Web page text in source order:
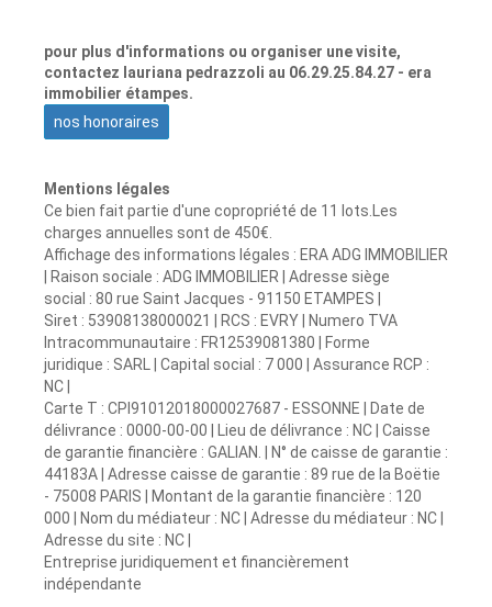
pour plus d'informations ou organiser une visite,
contactez lauriana pedrazzoli au 06.29.25.84.27 - era
immobilier étampes.
nos honoraires
Mentions légales
Ce bien fait partie d'une copropriété de 11 lots.Les
charges annuelles sont de 450€.
Affichage des informations légales : ERA ADG IMMOBILIER
| Raison sociale : ADG IMMOBILIER | Adresse siège
social : 80 rue Saint Jacques - 91150 ETAMPES |
Siret : 53908138000021 | RCS : EVRY | Numero TVA
Intracommunautaire : FR12539081380 | Forme
juridique : SARL | Capital social : 7 000 | Assurance RCP :
NC |
Carte T : CPI91012018000027687 - ESSONNE | Date de
délivrance : 0000-00-00 | Lieu de délivrance : NC | Caisse
de garantie financière : GALIAN. | N° de caisse de garantie :
44183A | Adresse caisse de garantie : 89 rue de la Boëtie
- 75008 PARIS | Montant de la garantie financière : 120
000 | Nom du médiateur : NC | Adresse du médiateur : NC |
Adresse du site : NC |
Entreprise juridiquement et financièrement
indépendante